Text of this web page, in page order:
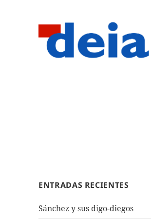
ENTRADAS RECIENTES
Sánchez y sus digo-diegos